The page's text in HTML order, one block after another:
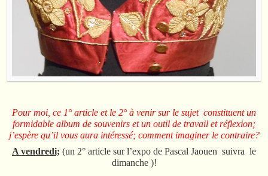
Pour moi, ce 1° article et le 2° à venir sur le sujet constituent un
formidable album de souvenirs et un outil de travail et réflexion;
j’espère qu’il vous aura intéressé; comment imaginer le contraire?
A vendredi; (un 2° article sur l’expo de Pascal Jaouen suivra le
dimanche )!